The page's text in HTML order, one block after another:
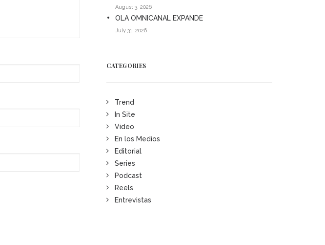
August 3, 2026
OLA OMNICANAL EXPANDE
July 31, 2026
CATEGORIES
Trend
In Site
Video
En los Medios
Editorial
Series
Podcast
Reels
Entrevistas